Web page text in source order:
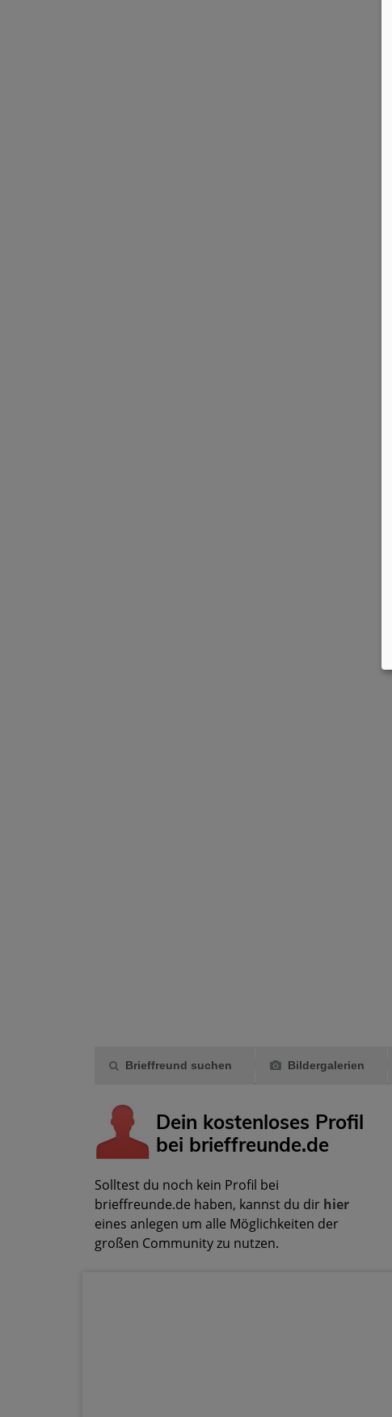
Brieffreund suchen Bildergalerien
Dein kostenloses Profil
bei brieffreunde.de
Solltest du noch kein Profil bei
brieffreunde.de haben, kannst du dir hier
eines anlegen um alle Möglichkeiten der
großen Community zu nutzen.